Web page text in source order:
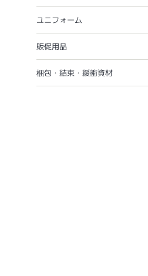
ユニフォーム
販促用品
梱包・結束・緩衝資材